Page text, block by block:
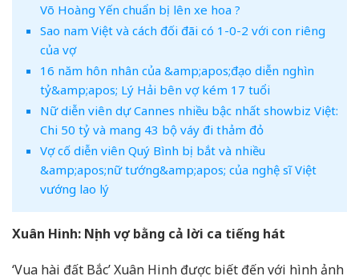
Võ Hoàng Yến chuẩn bị lên xe hoa ?
Sao nam Việt và cách đối đãi có 1-0-2 với con riêng
của vợ
16 năm hôn nhân của &amp;apos;đạo diễn nghìn
tỷ&amp;apos; Lý Hải bên vợ kém 17 tuổi
Nữ diễn viên dự Cannes nhiều bậc nhất showbiz Việt:
Chi 50 tỷ và mang 43 bộ váy đi thảm đỏ
Vợ cố diễn viên Quý Bình bị bắt và nhiều
&amp;apos;nữ tướng&amp;apos; của nghệ sĩ Việt
vướng lao lý
Xuân Hinh: Nịnh vợ bằng cả lời ca tiếng hát
‘Vua hài đất Bắc’ Xuân Hinh được biết đến với hình ảnh